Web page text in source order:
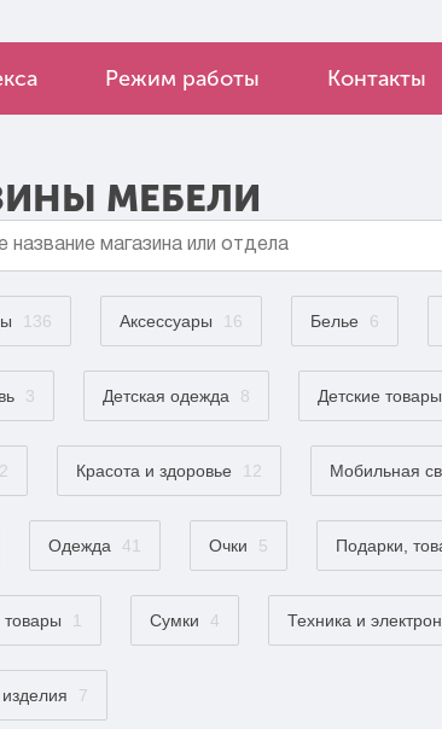
Режим работы Контакты
МЕБЕЛИ
136 Аксессуары 16 Белье 6
3 Детская одежда 8 Детские товары
2 Красота и здоровье 12 Мобильная
Одежда 41 Очки 5 Подарки,
1 Сумки 4 Техника и
7